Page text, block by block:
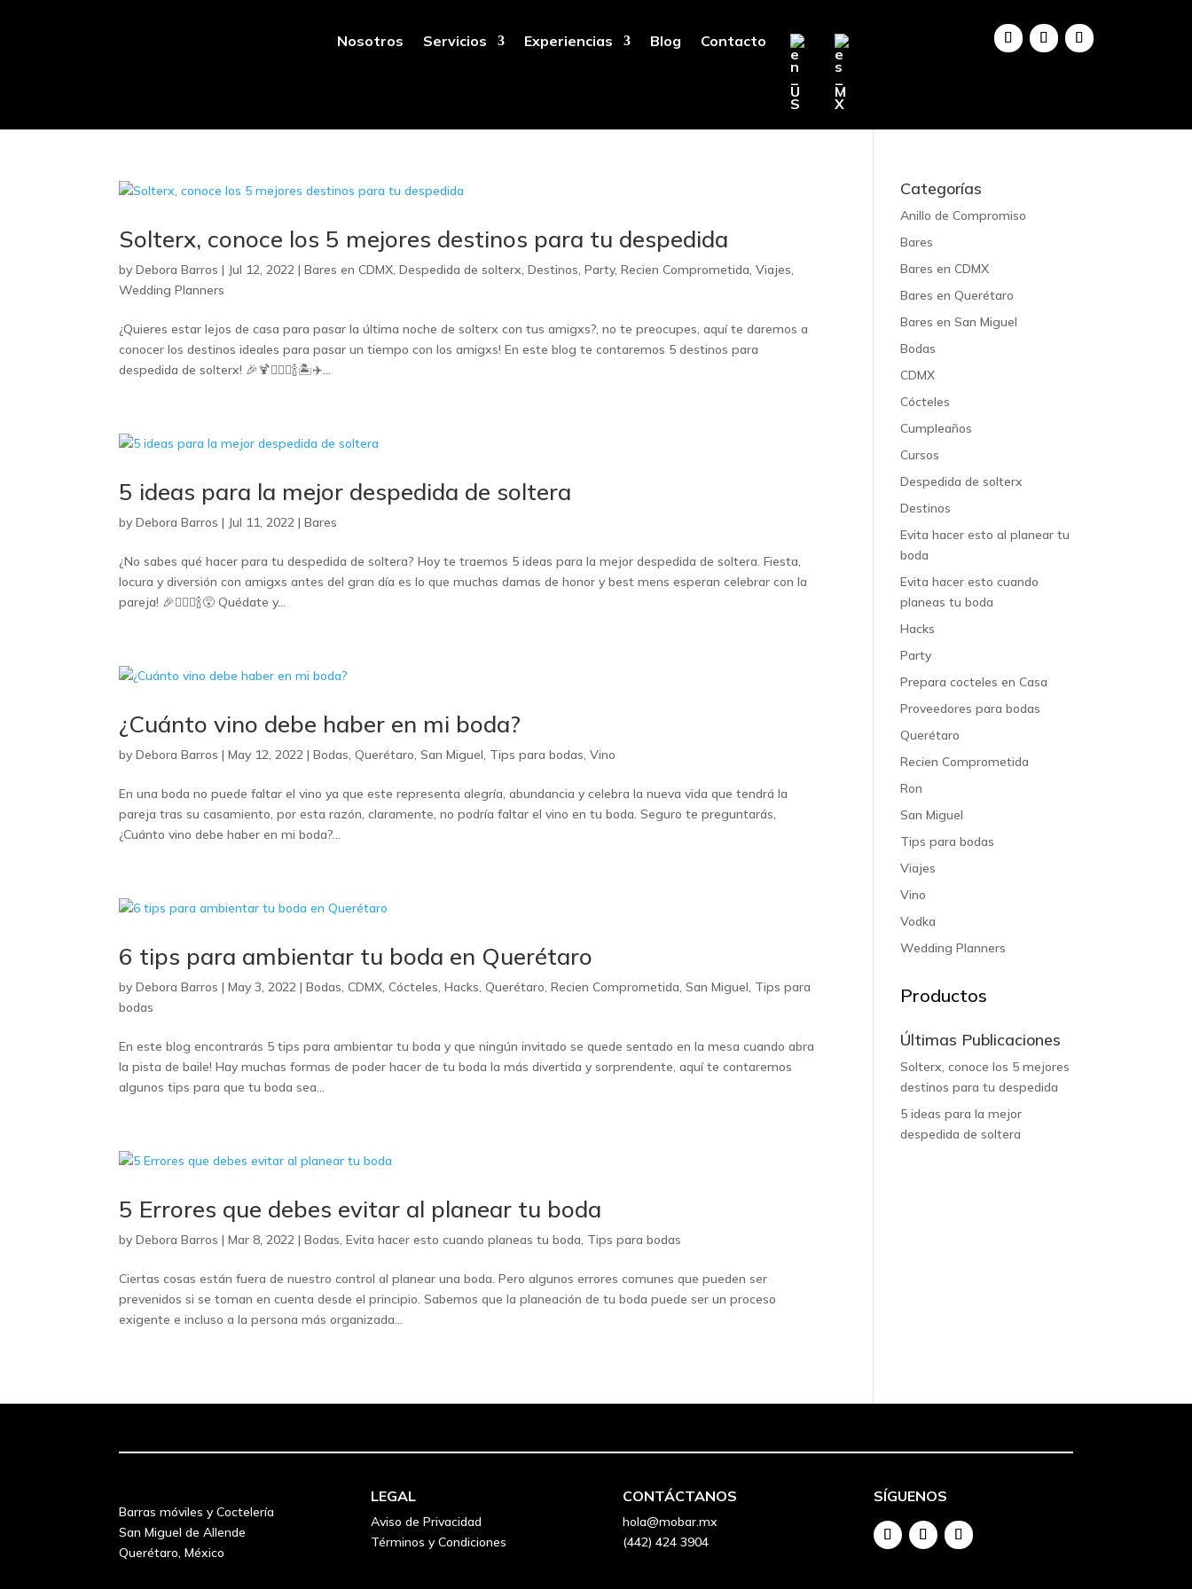
Nosotros Servicios Experiencias Blog Contacto
Solterx, conoce los 5 mejores destinos para tu despedida
byDebora Barros | Jul 12, 2022 |Bares en CDMX,Despedida de solterx,Destinos,Party,Recien Comprometida,Viajes,
Wedding Planners
¿Quieres estar lejos de casa para pasar la última noche de solterx con tus amigxs?, no te preocupes, aquí te daremos a
conocer los destinos ideales para pasar un tiempo con los amigxs! En este blog te contaremos 5 destinos para
despedida de solterx! 🎉🍹👰🏻‍♀️🍾🏝️✈️...
5 ideas para la mejor despedida de soltera
byDebora Barros | Jul 11, 2022 |Bares
¿No sabes qué hacer para tu despedida de soltera? Hoy te traemos 5 ideas para la mejor despedida de soltera. Fiesta,
locura y diversión con amigxs antes del gran día es lo que muchas damas de honor y best mens esperan celebrar con la
pareja! 🎉👯🏼‍♂️🍾😵‍ Quédate y...
¿Cuánto vino debe haber en mi boda?
byDebora Barros |May 12, 2022 |Bodas,Querétaro,San Miguel, Tips para bodas,Vino
En una boda no puede faltar el vino ya que este representa alegría, abundancia y celebra la nueva vida que tendrá la
pareja tras su casamiento, por esta razón, claramente, no podría faltar el vino en tu boda. Seguro te preguntarás,
¿Cuánto vino debe haber en mi boda?...
6 tips para ambientar tu boda en Querétaro
byDebora Barros |May 3, 2022 |Bodas,CDMX,Cócteles,Hacks,Querétaro,Recien Comprometida,San Miguel, Tips para
bodas
En este blog encontrarás 5 tips para ambientar tu boda y que ningún invitado se quede sentado en la mesa cuando abra
la pista de baile! Hay muchas formas de poder hacer de tu boda la más divertida y sorprendente, aquí te contaremos
algunos tips para que tu boda sea...
5 Errores que debes evitar al planear tu boda
byDebora Barros |Mar 8, 2022 |Bodas,Evita hacer esto cuando planeas tu boda, Tips para bodas
Ciertas cosas están fuera de nuestro control al planear una boda. Pero algunos errores comunes que pueden ser
prevenidos si se toman en cuenta desde el principio. Sabemos que la planeación de tu boda puede ser un proceso
exigente e incluso a la persona más organizada...
Categorías
Anillo de Compromiso
Bares
Bares en CDMX
Bares en Querétaro
Bares en San Miguel
Bodas
CDMX
Cócteles
Cumpleaños
Cursos
Despedida de solterx
Destinos
Evita hacer esto al planear tu
boda
Evita hacer esto cuando
planeas tu boda
Hacks
Party
Prepara cocteles en Casa
Proveedores para bodas
Querétaro
Recien Comprometida
Ron
San Miguel
Tips para bodas
Viajes
Vino
Vodka
Wedding Planners
Productos
Últimas Publicaciones
Solterx, conoce los 5 mejores
destinos para tu despedida
5 ideas para la mejor
despedida de soltera
Barras móviles y Coctelería
San Miguel de Allende
Querétaro, México
LEGAL
Aviso de Privacidad
Términos y Condiciones
CONTÁCTANOS
hola@mobar.mx
(442) 424 3904
SÍGUENOS